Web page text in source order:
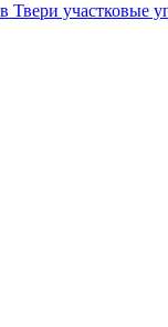
Твери участковые